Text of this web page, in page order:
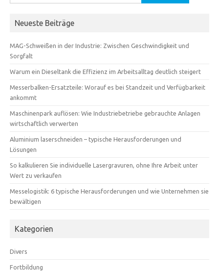
nach:
Neueste Beiträge
MAG-Schweißen in der Industrie: Zwischen Geschwindigkeit und
Sorgfalt
Warum ein Dieseltank die Effizienz im Arbeitsalltag deutlich steigert
Messerbalken-Ersatzteile: Worauf es bei Standzeit und Verfügbarkeit
ankommt
Maschinenpark auflösen: Wie Industriebetriebe gebrauchte Anlagen
wirtschaftlich verwerten
Aluminium laserschneiden – typische Herausforderungen und
Lösungen
So kalkulieren Sie individuelle Lasergravuren, ohne Ihre Arbeit unter
Wert zu verkaufen
Messelogistik: 6 typische Herausforderungen und wie Unternehmen sie
bewältigen
Kategorien
Divers
Fortbildung